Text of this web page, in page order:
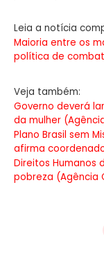
Leia a notícia
Maioria entre os
política de
Veja também:
Governo deverá
da mulher
Plano Brasil sem
afirma
Direitos Humanos
pobreza (Agência